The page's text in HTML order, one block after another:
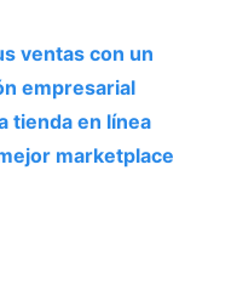
ventas con un
empresarial
tienda en línea
marketplace